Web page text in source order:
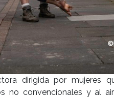
dirigida por mujeres
no convencionales y al